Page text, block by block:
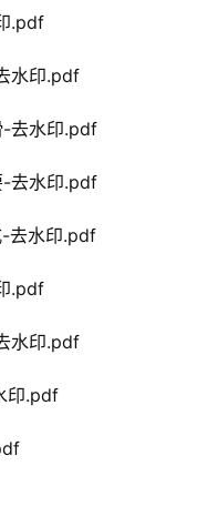
.pdf
水印.pdf
-去水印.pdf
-去水印.pdf
-去水印.pdf
.pdf
水印.pdf
印.pdf